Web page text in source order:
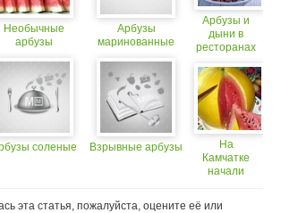
Необычные
арбузы
соленые
Арбузы
маринованные
Взрывные арбузы
Арбузы и
дыни в
ресторанах
На
Камчатке
начали
эта статья, пожалуйста, оцените её или